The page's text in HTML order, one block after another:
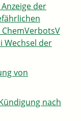
der
Wechsel der
von
nach